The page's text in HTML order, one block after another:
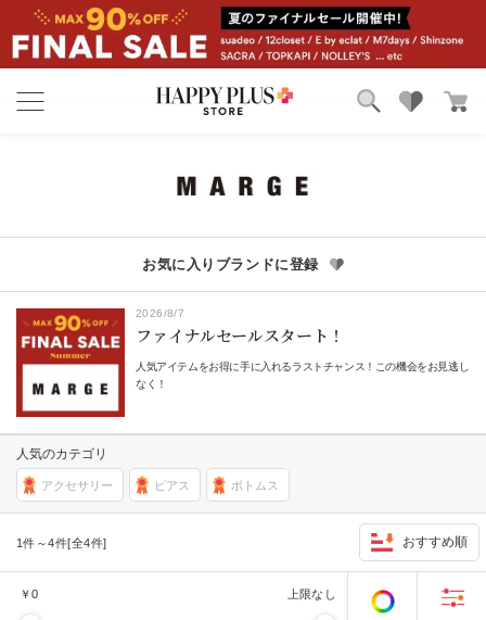
お気に入り
お気に入りブランドに登録
2026/8/7
ファイナルセールスタート！
人気アイテムをお得に手に入れるラストチャンス！この機会をお見逃し
なく！
人気のカテゴリ
アクセサリー ピアス ボトムス
1件～4件[全4件] おすすめ順
￥0 上限なし